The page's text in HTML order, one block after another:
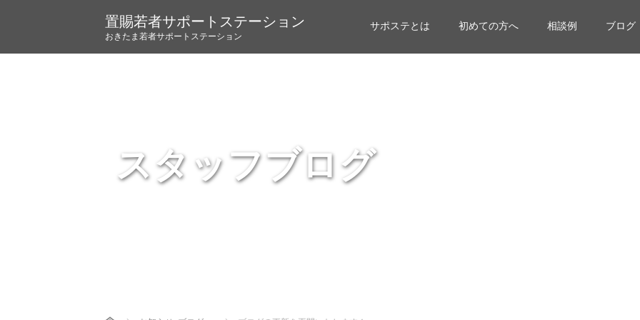
置賜若者サポートステーション
おきたま若者サポートステーション
サポステとは 初めての方へ 相談例 ブログ
スタッフブログ